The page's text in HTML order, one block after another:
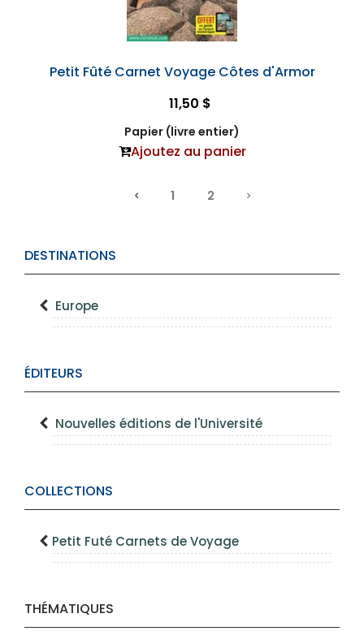
DESTINATIONS
Europe
ÉDITEURS
Nouvelles éditions de l'Université
COLLECTIONS
Petit Futé Carnets de Voyage
THÉMATIQUES
Petit Fûté Carnet Voyage Côtes d'Armor
11,50 $
Papier (livre entier)
Ajoutez au panier
1 2